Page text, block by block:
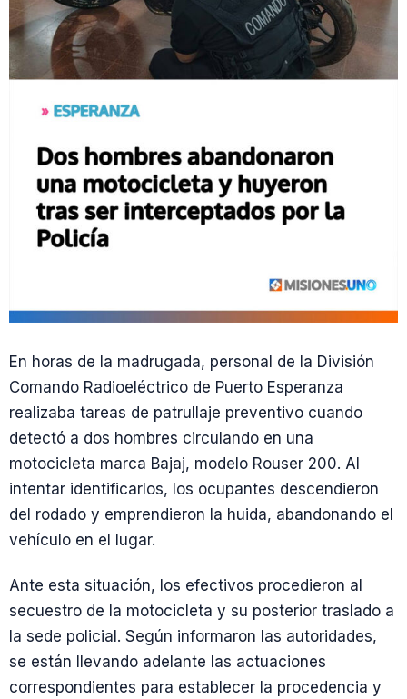
En horas de la madrugada, personal de la División
Comando Radioeléctrico de Puerto Esperanza
realizaba tareas de patrullaje preventivo cuando
detectó a dos hombres circulando en una
motocicleta marca Bajaj, modelo Rouser 200. Al
intentar identificarlos, los ocupantes descendieron
del rodado y emprendieron la huida, abandonando el
vehículo en el lugar.
Ante esta situación, los efectivos procedieron al
secuestro de la motocicleta y su posterior traslado a
la sede policial. Según informaron las autoridades,
se están llevando adelante las actuaciones
correspondientes para establecer la procedencia y